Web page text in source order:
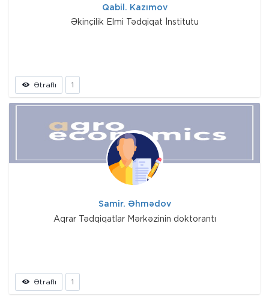
Qabil. Kazımov
Əkinçilik Elmi Tədqiqat İnstitutu
Ətraflı 1
Samir. Əhmədov
Aqrar Tədqiqatlar Mərkəzinin doktorantı
Ətraflı 1